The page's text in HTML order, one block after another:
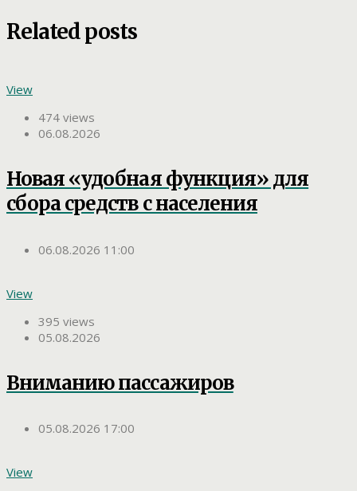
Related posts
View
474 views
06.08.2026
Новая «удобная функция» для
сбора средств с населения
06.08.2026 11:00
View
395 views
05.08.2026
Вниманию пассажиров
05.08.2026 17:00
View